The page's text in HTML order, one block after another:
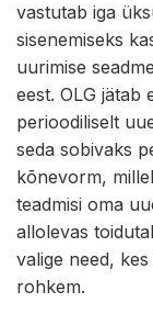
vastutab iga
sisenemiseks
uurimise
eest. OLG jätab
perioodiliselt
seda sobivaks
kõnevorm,
teadmisi oma
allolevas
valige need,
rohkem.